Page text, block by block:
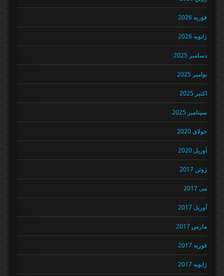
فوریه 2026
ژانویه 2026
دسامبر 2025
نوامبر 2025
اکتبر 2025
سپتامبر 2025
جولای 2020
آوریل 2020
ژوئن 2017
می 2017
آوریل 2017
مارس 2017
فوریه 2017
ژانویه 2017